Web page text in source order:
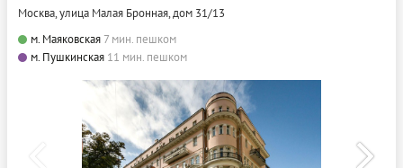
Москва, улица Малая Бронная, дом 31/13
м. Маяковская 7 мин. пешком
м. Пушкинская 11 мин. пешком